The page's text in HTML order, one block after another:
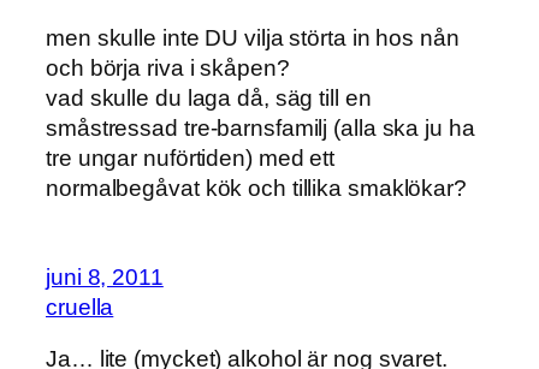
men skulle inte DU vilja störta in hos nån
och börja riva i skåpen?
vad skulle du laga då, säg till en
småstressad tre-barnsfamilj (alla ska ju ha
tre ungar nuförtiden) med ett
normalbegåvat kök och tillika smaklökar?
juni 8, 2011
cruella
Ja… lite (mycket) alkohol är nog svaret.